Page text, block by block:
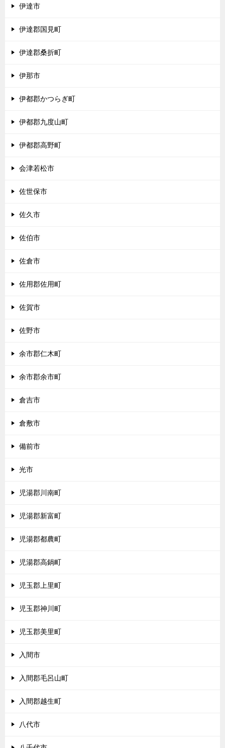
伊達市
伊達郡国見町
伊達郡桑折町
伊那市
伊都郡かつらぎ町
伊都郡九度山町
伊都郡高野町
会津若松市
佐世保市
佐久市
佐伯市
佐倉市
佐用郡佐用町
佐賀市
佐野市
余市郡仁木町
余市郡余市町
倉吉市
倉敷市
備前市
光市
児湯郡川南町
児湯郡新富町
児湯郡都農町
児湯郡高鍋町
児玉郡上里町
児玉郡神川町
児玉郡美里町
入間市
入間郡毛呂山町
入間郡越生町
八代市